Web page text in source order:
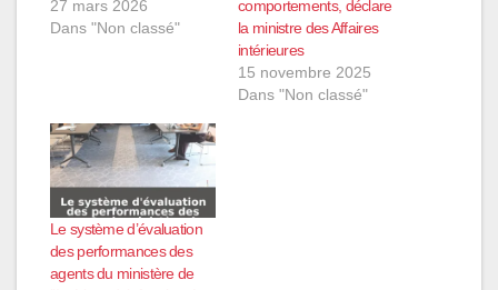
27 mars 2026
Dans "Non classé"
comportements, déclare
la ministre des Affaires
intérieures
15 novembre 2025
Dans "Non classé"
Le système d’évaluation
des performances des
agents du ministère de